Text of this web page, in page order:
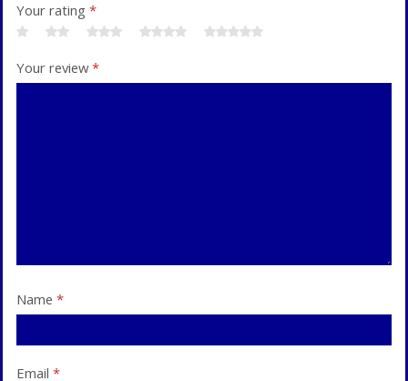
Your rating *
Your review*
Name *
Email *